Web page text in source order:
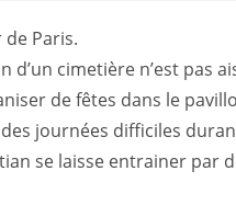
Paris.
d’un cimetière n’est pas
de fêtes dans le
journées difficiles
se laisse entrainer par